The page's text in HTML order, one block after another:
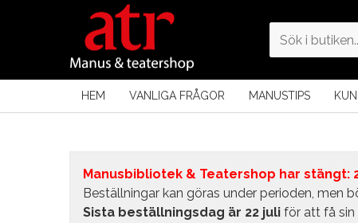
HEM VANLIGA FRÅGOR MANUSTIPS
Manusbibliotek & Teatershop har stängt:
Beställningar kan göras under perioden, men
Sista beställningsdag är 22 juli för att få sin